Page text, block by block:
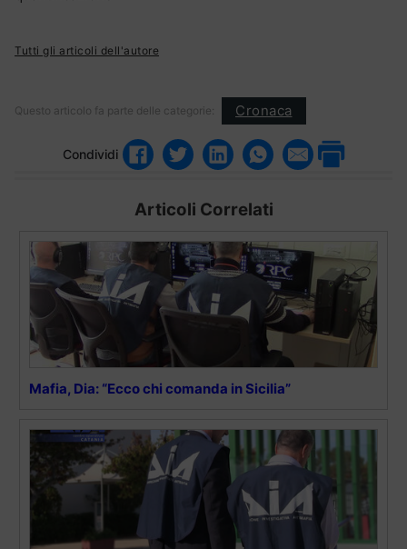
Tutti gli articoli dell'autore
Questo articolo fa parte delle categorie: Cronaca
Condividi
Articoli Correlati
Mafia, Dia: “Ecco chi comanda in Sicilia”